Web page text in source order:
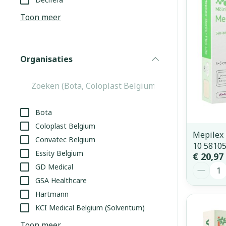
Eksteroog -
Toon meer
Deodorant
Aerosol
Spuiten
Oplossing
Naalden
- pennaalden
Toon meer
Creme, gel en
Spieren en
Infecties
Diagnostica
Toon meer
Organisaties
Bota
Coloplast Belgium
Convatec Belgium
Essity Belgium
GD Medical
GSA Healthcare
Hartmann
KCI Medical Belgium (Solventum)
Mepilex
10
€ 20,97
Aantal